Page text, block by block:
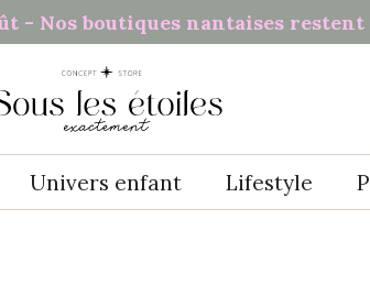
- Nos boutiques nantaises
Univers enfant Lifestyle